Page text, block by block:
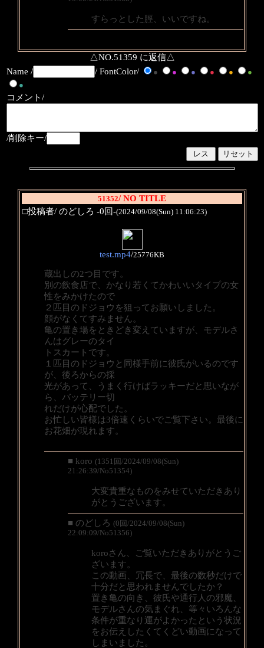
すらっとした脛、いいですね。
△NO.51359 に返信△
Name /
/ FontColor/ ● ● ● ● ●
●
●
コメント/
/削除キー/
51352/ NO TITLE
□投稿者/ のどしろ -0回-(2024/09/08(Sun) 11:06:23)
test.mp4/25776KB
蔵出しの2つ目です。
別の飲食店で、かなり若くてかわいいタイプの女
性をみかけたので
２匹目のドジョウを狙ってお願いしました。
顔がなくてすみません。
亀の置き場をときどき変えていますが、モデルさ
んはグレーのタイ
トスカートです。
１匹目のドジョウと同様手前に彼氏がいるのです
が、後ろからの採
光があって、うまく行けばラッキーだと思いなが
ら、バッテリー切
れだけが心配でした。
お忙しい皆様は3倍速くらいでご覧下さい。最後に
お花畑が現れます。
■ koro (1351回/2024/09/08(Sun)
21:26:39/No51354)
大変貴重なものをみせていただきあり
がとうございます。
■ のどしろ (0回/2024/09/08(Sun)
22:09:09/No51356)
koroさん、ご覧いただきありがとうご
ざいます。
この動画、冗長で、最後の数秒だけで
十分だと思われませんでしたか？
置き亀の向き、彼氏や通行人の邪魔、
モデルさんの気まぐれ、等々いろんな
条件が重なり運がよかったという状況
をお伝えしたくてくどい動画になって
しまいました。